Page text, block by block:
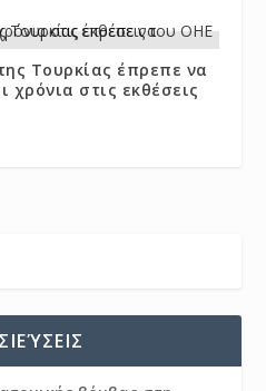
Τουρκίας έπρεπε να
χρόνια στις εκθέσεις